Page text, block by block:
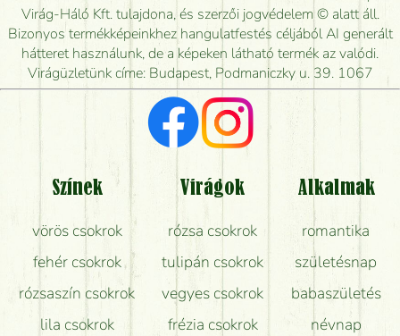
Mennyire gyorsan tudják elkészíteni a csokrot, és
mikor tudják leghamarabb kiszállítani?
Vörös rózsát keresek, van önöknél?
Milyen visszajelzést kapok a virágküldésről?
Tényleg azt kapom, ami a képen van?
Mit kell tudni a virágcsokrok szállításáról?
Hogy marad a lehető legtovább friss a csokor?
Tudok adventi koszorút vásárolni boltban?
Virág-Háló Kft. tulajdona, és szerzői jogvédelem © alatt áll.
Bizonyos termékképeinkhez hangulatfestés céljából AI generált
hátteret használunk, de a képeken látható termék az valódi.
Virágüzletünk címe: Budapest, Podmaniczky u. 39. 1067
Színek
vörös csokrok
fehér csokrok
rózsaszín csokrok
lila csokrok
Virágok
rózsa csokrok
tulipán csokrok
vegyes csokrok
frézia csokrok
Alkalmak
romantika
születésnap
babaszületés
névnap